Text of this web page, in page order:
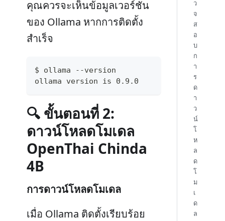
คุณควรจะเห็นข้อมูลเวอร์ชัน
ของ Ollama หากการติดตั้ง
สำเร็จ
$ ollama --version
ollama version is 0.9.0
🔍 ขั้นตอนที่ 2:
ดาวน์โหลดโมเดล
OpenThai Chinda
4B
การดาวน์โหลดโมเดล
เมื่อ Ollama ติดตั้งเรียบร้อย
ว
จ
ส
อ
บ
ก
า
ร
ด
า
ว
น์
โ
ห
ล
ด
โ
ม
เ
ด
ล